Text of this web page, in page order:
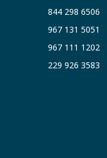
844 298 6506
967 131 5051
967 111 1202
229 926 3583